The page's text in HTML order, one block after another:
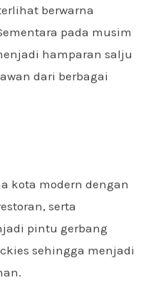
berwarna
pada musim
hamparan salju
dari berbagai
kota modern dengan
serta
pintu gerbang
sehingga menjadi